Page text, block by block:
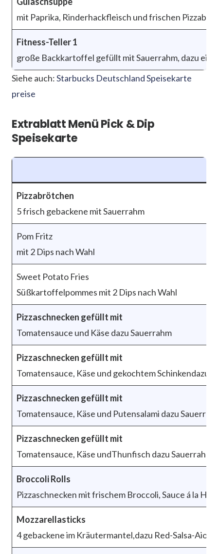
mit Paprika, Rinderhackfleisch und frischen
Fitness-Teller 1
große Backkartoffel gefüllt mit Sauerrahm, dazu ein
Siehe auch:Starbucks Deutschland Speisekarte
preise
Extrablatt Menü Pick & Dip
Speisekarte
Pizzabrötchen
5 frisch gebackene mit Sauerrahm
Pom Fritz
mit 2 Dips nach Wahl
Sweet Potato Fries
Süßkartoffelpommes mit 2 Dips nach Wahl
Pizzaschnecken gefüllt mit
Tomatensauce und Käse dazu Sauerrahm
Pizzaschnecken gefüllt mit
Tomatensauce, Käse und gekochtem Schinkendazu
Pizzaschnecken gefüllt mit
Tomatensauce, Käse und Putensalami dazu
Pizzaschnecken gefüllt mit
Tomatensauce, Käse undThunfisch dazu Sauerrahm
Broccoli Rolls
Pizzaschnecken mit frischem Broccoli, Sauce á la
Mozzarellasticks
4 gebackene im Kräutermantel,dazu Red-Salsa-Aioli